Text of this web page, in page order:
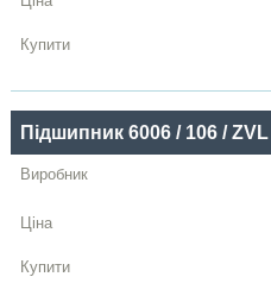
Підшипник 6006 / 106 / ZVL